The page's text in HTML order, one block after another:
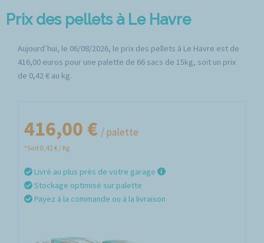
Prix des pellets à Le Havre
Aujourd’hui, le 06/08/2026, le prix des pellets à Le Havre est de
416,00 euros pour une palette de 66 sacs de 15kg, soit un prix
de 0,42 € au kg.
416,00 € / palette
*Soit 0,42 € / Kg
Livré au plus près de votre garage
Stockage optimisé sur palette
Payez à la commande ou à la livraison